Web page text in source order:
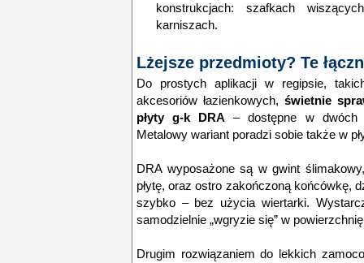
konstrukcjach: szafkach
karniszach.
Lżejsze przedmioty? Te
Do prostych aplikacji w regipsie,
akcesoriów łazienkowych, świetnie
płyty g-k DRA – dostępne w dwóch
Metalowy wariant poradzi sobie także w
DRA wyposażone są w gwint
płytę, oraz ostro zakończoną końcówkę,
szybko – bez użycia wiertarki.
samodzielnie „wgryzie się” w
Drugim rozwiązaniem do lekkich